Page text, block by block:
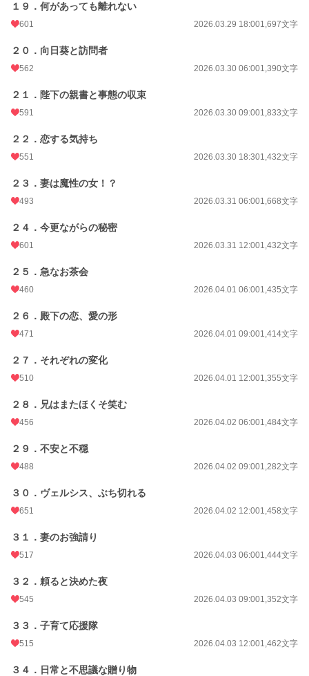
１９．何があっても離れない
601 2026.03.29 18:001,697文字
２０．向日葵と訪問者
562 2026.03.30 06:001,390文字
２１．陛下の親書と事態の収束
591 2026.03.30 09:001,833文字
２２．恋する気持ち
551 2026.03.30 18:301,432文字
２３．妻は魔性の女！？
493 2026.03.31 06:001,668文字
２４．今更ながらの秘密
601 2026.03.31 12:001,432文字
２５．急なお茶会
460 2026.04.01 06:001,435文字
２６．殿下の恋、愛の形
471 2026.04.01 09:001,414文字
２７．それぞれの変化
510 2026.04.01 12:001,355文字
２８．兄はまたほくそ笑む
456 2026.04.02 06:001,484文字
２９．不安と不穏
488 2026.04.02 09:001,282文字
３０．ヴェルシス、ぶち切れる
651 2026.04.02 12:001,458文字
３１．妻のお強請り
517 2026.04.03 06:001,444文字
３２．頼ると決めた夜
545 2026.04.03 09:001,352文字
３３．子育て応援隊
515 2026.04.03 12:001,462文字
３４．日常と不思議な贈り物